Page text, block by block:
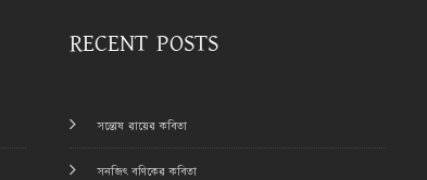
RECENT POSTS
সন্তোষ রায়ের কবিতা
সনজিৎ বণিকের কবিতা